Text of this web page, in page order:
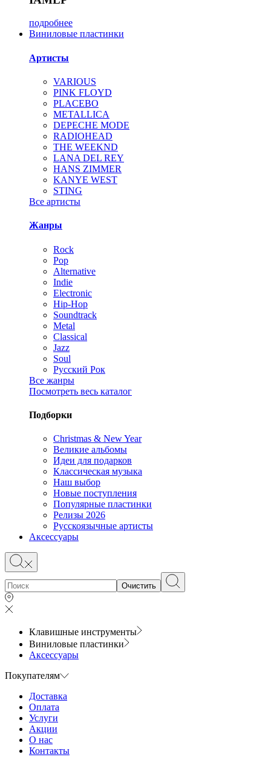
подробнее
Виниловые пластинки
Артисты
VARIOUS
PINK FLOYD
PLACEBO
METALLICA
DEPECHE MODE
RADIOHEAD
THE WEEKND
LANA DEL REY
HANS ZIMMER
KANYE WEST
STING
Все артисты
Жанры
Rock
Pop
Alternative
Indie
Electronic
Hip-Hop
Soundtrack
Metal
Classical
Jazz
Soul
Русский Рок
Все жанры
Посмотреть весь каталог
Подборки
Christmas & New Year
Великие альбомы
Идеи для подарков
Классическая музыка
Наш выбор
Новые поступления
Популярные пластинки
Релизы 2026
Русскоязычные артисты
Аксессуары
Очистить
Клавишные инструменты
Виниловые пластинки
Аксессуары
Покупателям
Доставка
Оплата
Услуги
Акции
О нас
Контакты